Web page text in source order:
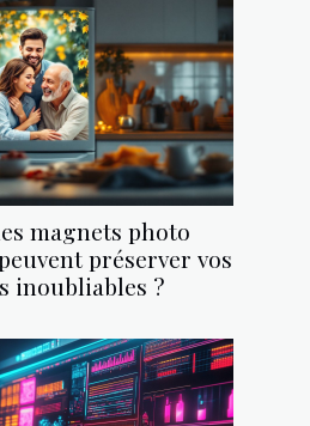
magnets photo
préserver vos
inoubliables ?